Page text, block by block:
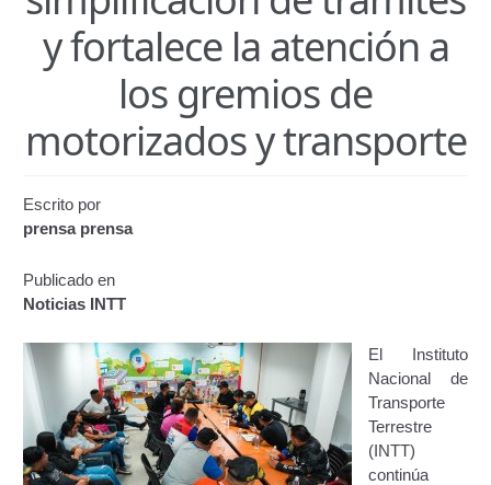
Certificación de Datos para Efectos Consulares con
Apostilla Electrónica
Emisión de Nuevo Certificado de Registro de
Vehículo (Duplicado) Automatizado
Renovación de Licencia para Conducir (Servicio
Automatizado)
Vehículo – Servicio Frecuente
Búsqueda Predictiva Woocommerce
Certificación de Datos para Efectos Consulares con
Apostilla Electrónica – Servicio Frecuente
y fortalece la atención a
los gremios de
motorizados y transporte
Escrito por
prensa prensa
Publicado en
Noticias INTT
El Instituto
Nacional de
Transporte
Terrestre
(INTT)
continúa